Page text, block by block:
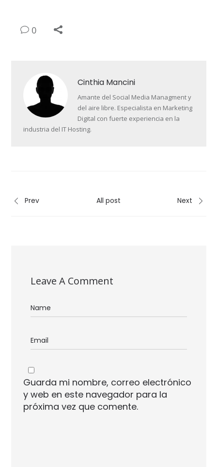
0
Cinthia Mancini
Amante del Social Media Managment y
del aire libre. Especialista en Marketing
Digital con fuerte experiencia en la
industria del IT Hosting.
Prev All post Next
Leave A Comment
Guarda mi nombre, correo electrónico
y web en este navegador para la
próxima vez que comente.